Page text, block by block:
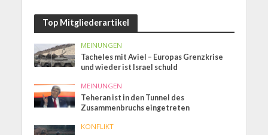
Top Mitgliederartikel
MEINUNGEN
Tacheles mit Aviel – Europas Grenzkrise
und wieder ist Israel schuld
MEINUNGEN
Teheran ist in den Tunnel des
Zusammenbruchs eingetreten
KONFLIKT